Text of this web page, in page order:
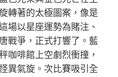
轉著的太極圖案，像是
場以星座運勢為賭注、
戰爭，正式打響了。藍
咖啡館上空劇烈衝撞，
異氣旋。次比賽吸引全